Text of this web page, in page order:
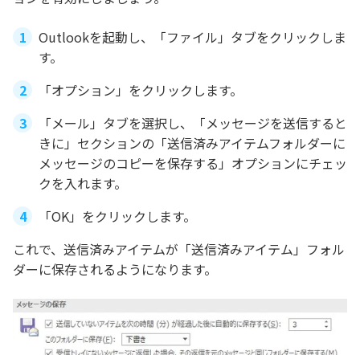
Outlookを起動し、「ファイル」タブをクリックしま
す。
「オプション」をクリックします。
「メール」タブを選択し、「メッセージを送信すると
きに」セクションの「送信済みアイテムフォルダーに
メッセージのコピーを保存する」オプションにチェッ
クを入れます。
「OK」をクリックします。
これで、送信済みアイテムが「送信済みアイテム」フォル
ダーに保存されるようになります。